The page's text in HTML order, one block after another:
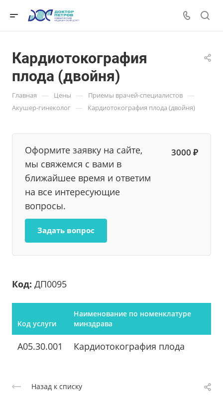
Кардиотокография
плода (двойня)
Главная — Цены — Приемы врачей-специалистов —
Акушер-гинеколог — Кардиотокография плода (двойня)
Оформите заявку на сайте,
мы свяжемся с вами в
ближайшее время и ответим
на все интересующие
вопросы.
3000 ₽
Задать вопрос
Код: ДП0095
Код услуги
Наименование по номенклатуре
минздрава
A05.30.001 Кардиотокография плода
Назад к списку